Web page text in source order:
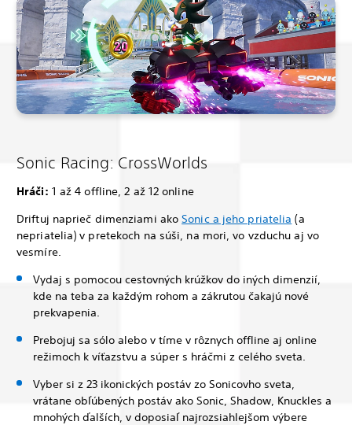
Sonic Racing: CrossWorlds
Hráči: 1 až 4 offline, 2 až 12 online
Driftuj naprieč dimenziami akoSonic a jeho priatelia (a
nepriatelia) v pretekoch na súši, na mori, vo vzduchu aj vo
vesmíre.
Vydaj s pomocou cestovných krúžkov do iných dimenzií,
kde na teba za každým rohom a zákrutou čakajú nové
prekvapenia.
Prebojuj sa sólo alebo v tíme v rôznych offline aj online
režimoch k víťazstvu a súper s hráčmi z celého sveta.
Vyber si z 23 ikonických postáv zo Sonicovho sveta,
vrátane obľúbených postáv ako Sonic, Shadow, Knuckles a
mnohých ďalších, v doposiaľ najrozsiahlejšom výbere